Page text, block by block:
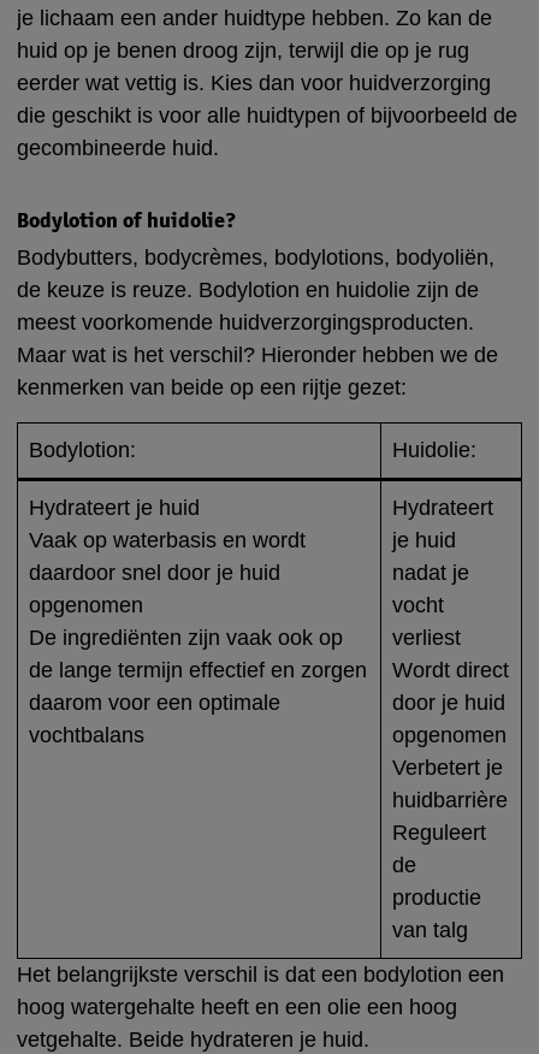
je lichaam een ander huidtype hebben. Zo kan de
huid op je benen droog zijn, terwijl die op je rug
eerder wat vettig is. Kies dan voor huidverzorging
die geschikt is voor alle huidtypen of bijvoorbeeld de
gecombineerde huid.
Bodylotion of huidolie?
Bodybutters, bodycrèmes, bodylotions, bodyoliën,
de keuze is reuze. Bodylotion en huidolie zijn de
meest voorkomende huidverzorgingsproducten.
Maar wat is het verschil? Hieronder hebben we de
kenmerken van beide op een rijtje gezet:
Bodylotion: Huidolie:
Hydrateert je huid
Vaak op waterbasis en wordt
daardoor snel door je huid
opgenomen
De ingrediënten zijn vaak ook op
de lange termijn effectief en zorgen
daarom voor een optimale
vochtbalans
Hydrateert
je huid
nadat je
vocht
verliest
Wordt direct
door je huid
opgenomen
Verbetert je
huidbarrière
Reguleert
de
productie
van talg
Het belangrijkste verschil is dat een bodylotion een
hoog watergehalte heeft en een olie een hoog
vetgehalte. Beide hydrateren je huid.